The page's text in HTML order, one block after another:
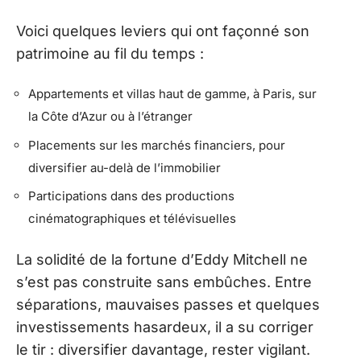
Voici quelques leviers qui ont façonné son
patrimoine au fil du temps :
Appartements et villas haut de gamme, à Paris, sur
la Côte d’Azur ou à l’étranger
Placements sur les marchés financiers, pour
diversifier au-delà de l’immobilier
Participations dans des productions
cinématographiques et télévisuelles
La solidité de la fortune d’Eddy Mitchell ne
s’est pas construite sans embûches. Entre
séparations, mauvaises passes et quelques
investissements hasardeux, il a su corriger
le tir : diversifier davantage, rester vigilant.